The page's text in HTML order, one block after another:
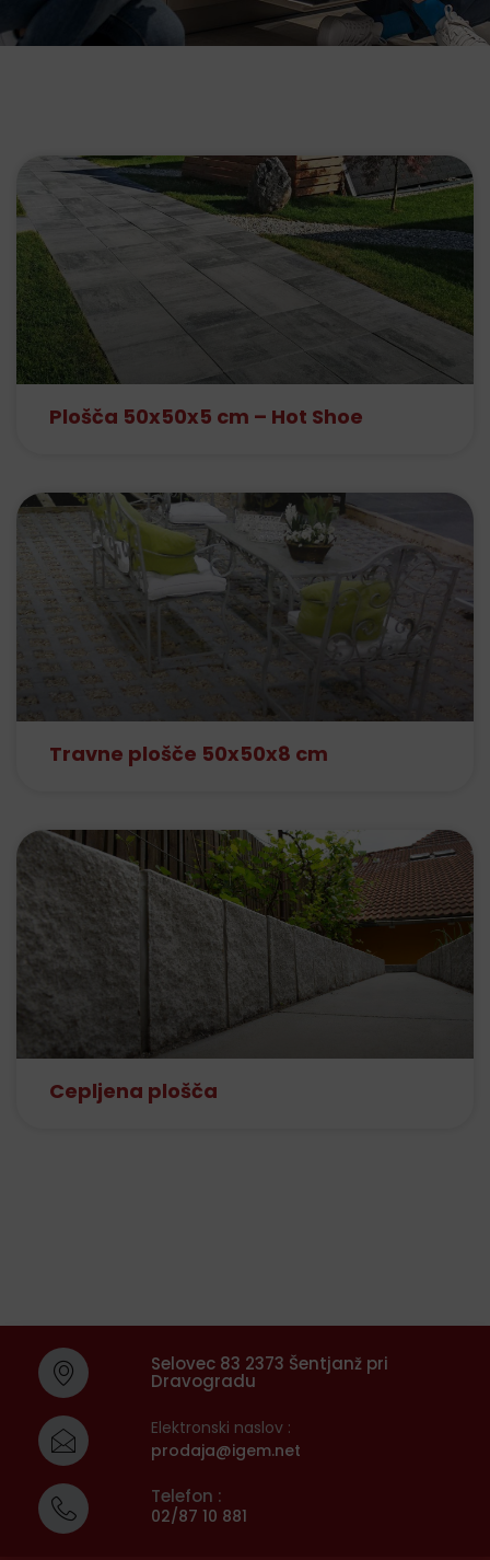
Plošča 50x50x5 cm – Hot Shoe
Travne plošče 50x50x8 cm
Cepljena plošča
Selovec 83 2373 Šentjanž pri
Dravogradu
Elektronski naslov :
prodaja@igem.net
Telefon :
02/87 10 881